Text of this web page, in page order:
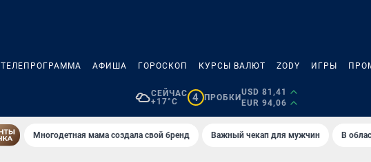
ТЕЛЕПРОГРАММА АФИША ГОРОСКОП КУРСЫ ВАЛЮТ ZODY ИГРЫ
СЕЙЧАС
+17°C
4 ПРОБКИ
USD 81,41
EUR 94,06
Многодетная мама создала свой бренд Важный чекап для мужчин В